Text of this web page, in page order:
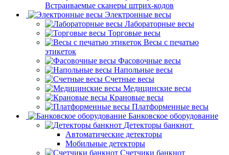
Встраиваемые сканеры штрих-кодов
Электронные весы
Лабораторные весы
Торговые весы
Весы с печатью
этикеток
Фасовочные весы
Напольные весы
Счетные весы
Медицинские весы
Крановые весы
Платформенные весы
Банковское оборудование
Детекторы банкнот
Автоматические детекторы
Мобильные детекторы
Счетчики банкнот